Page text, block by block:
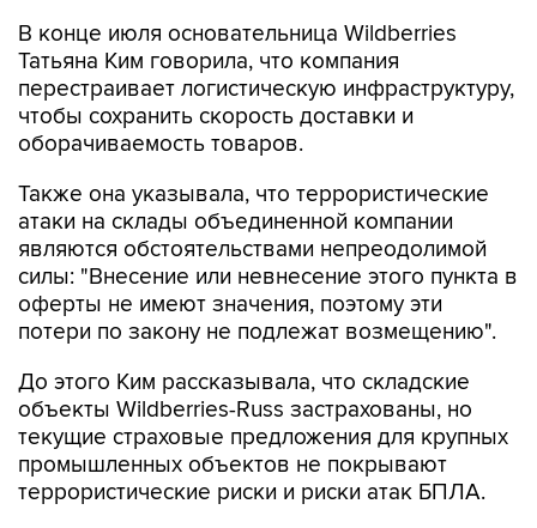
В конце июля основательница Wildberries
Татьяна Ким говорила, что компания
перестраивает логистическую инфраструктуру,
чтобы сохранить скорость доставки и
оборачиваемость товаров.
Также она указывала, что террористические
атаки на склады объединенной компании
являются обстоятельствами непреодолимой
силы: "Внесение или невнесение этого пункта в
оферты не имеют значения, поэтому эти
потери по закону не подлежат возмещению".
До этого Ким рассказывала, что складские
объекты Wildberries-Russ застрахованы, но
текущие страховые предложения для крупных
промышленных объектов не покрывают
террористические риски и риски атак БПЛА.